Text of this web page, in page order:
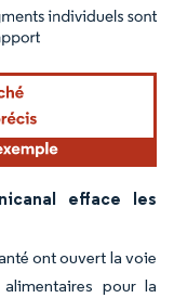
une attribution sous CC BY
efface les
ont ouvert la voie
pour la